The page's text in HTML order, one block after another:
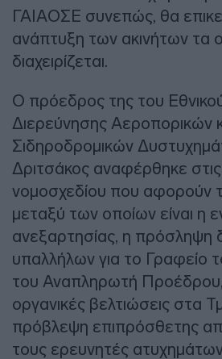
ΓΑΙΑΟΣΕ συνεπώς, θα
ανάπτυξη των ακινήτων τα
διαχειρίζεται.
Ο πρόεδρος της του
Διερεύνησης Αεροπορικών
Σιδηροδρομικών
Δριτσάκος αναφέρθηκε στις
νομοσχεδίου που
μεταξύ των οποίων είναι η
ανεξαρτησίας, η πρόσληψη
υπαλλήλων για το Γραφείο
του Αναπληρωτή Προέδρου,
οργανικές βελτιώσεις στα
πρόβλεψη επιπρόσθετης
τους ερευνητές